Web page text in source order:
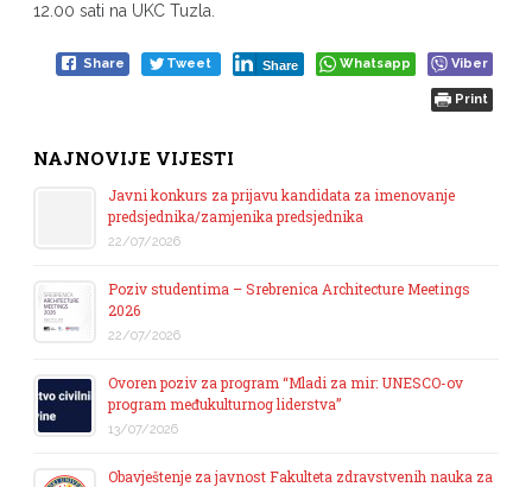
12.00 sati na UKC Tuzla.
Share Tweet Share Whatsapp Viber
Print
NAJNOVIJE VIJESTI
Javni konkurs za prijavu kandidata za imenovanje
predsjednika/zamjenika predsjednika
22/07/2026
Poziv studentima – Srebrenica Architecture Meetings
2026
22/07/2026
Ovoren poziv za program “Mladi za mir: UNESCO-ov
program međukulturnog liderstva”
13/07/2026
Obavještenje za javnost Fakulteta zdravstvenih nauka za